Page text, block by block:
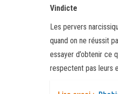
Vindicte
Les pervers
quand on ne réussit
essayer d’obtenir ce
respectent pas leurs